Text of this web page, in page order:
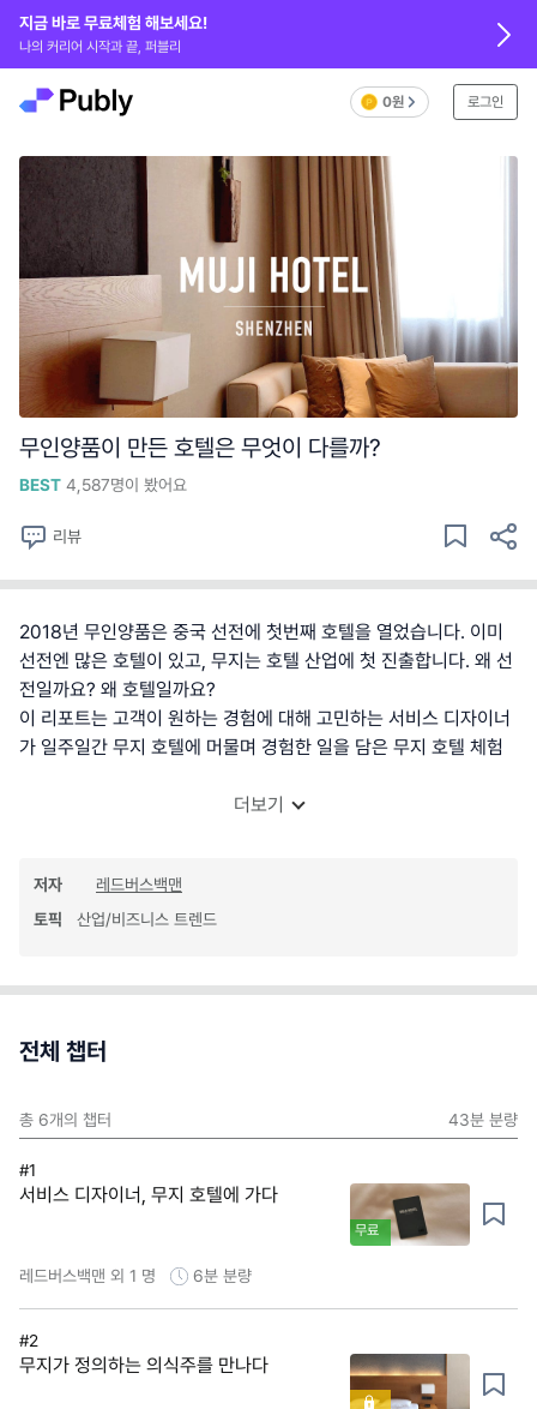
0원 로그인
지금 바로 무료체험 해보세요!
나의 커리어 시작과 끝, 퍼블리
무인양품이 만든 호텔은 무엇이 다를까?
BEST 4,587명이 봤어요
리뷰
2018년 무인양품은 중국 선전에 첫번째 호텔을 열었습니다. 이미
선전엔 많은 호텔이 있고, 무지는 호텔 산업에 첫 진출합니다. 왜 선
전일까요? 왜 호텔일까요?
이 리포트는 고객이 원하는 경험에 대해 고민하는 서비스 디자이너
가 일주일간 무지 호텔에 머물며 경험한 일을 담은 무지 호텔 체험
더보기
저자
레드버스백맨
토픽
산업/비즈니스 트렌드
전체 챕터
총 6개의 챕터 43분 분량
#1
서비스 디자이너, 무지 호텔에 가다
무료
레드버스백맨 외 1 명 6분 분량
#2
무지가 정의하는 의식주를 만나다